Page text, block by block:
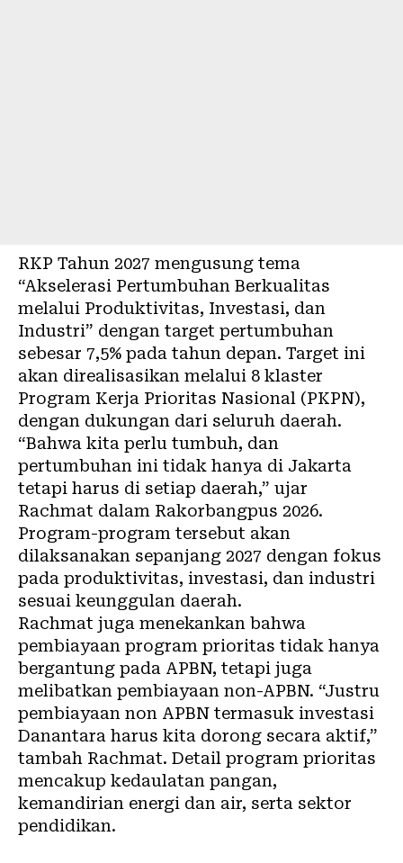
RKP Tahun 2027 mengusung tema
“Akselerasi Pertumbuhan Berkualitas
melalui Produktivitas, Investasi, dan
Industri” dengan target pertumbuhan
sebesar 7,5% pada tahun depan. Target ini
akan direalisasikan melalui 8 klaster
Program Kerja Prioritas Nasional (PKPN),
dengan dukungan dari seluruh daerah.
“Bahwa kita perlu tumbuh, dan
pertumbuhan ini tidak hanya di Jakarta
tetapi harus di setiap daerah,” ujar
Rachmat dalam Rakorbangpus 2026.
Program-program tersebut akan
dilaksanakan sepanjang 2027 dengan fokus
pada produktivitas, investasi, dan industri
sesuai keunggulan daerah.
Rachmat juga menekankan bahwa
pembiayaan program prioritas tidak hanya
bergantung pada APBN, tetapi juga
melibatkan pembiayaan non-APBN. “Justru
pembiayaan non APBN termasuk investasi
Danantara harus kita dorong secara aktif,”
tambah Rachmat. Detail program prioritas
mencakup kedaulatan pangan,
kemandirian energi dan air, serta sektor
pendidikan.